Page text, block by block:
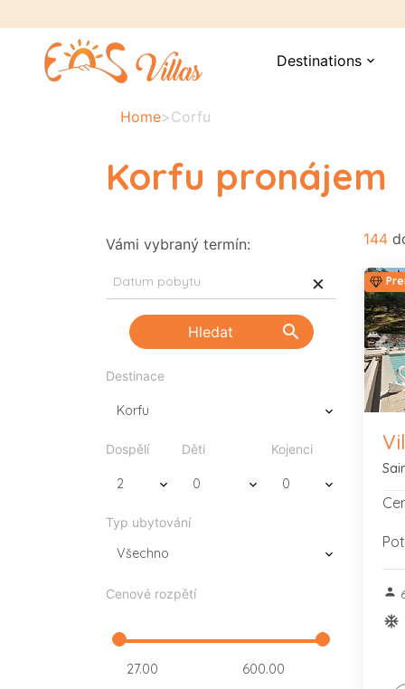
Destinations expand_more
Home>Corfu
Korfu pronájem
Vámi vybraný termín:
×
Hledat search
Destinace
Dospělí Děti Kojenci
Typ ubytování
Cenové rozpětí
144
person